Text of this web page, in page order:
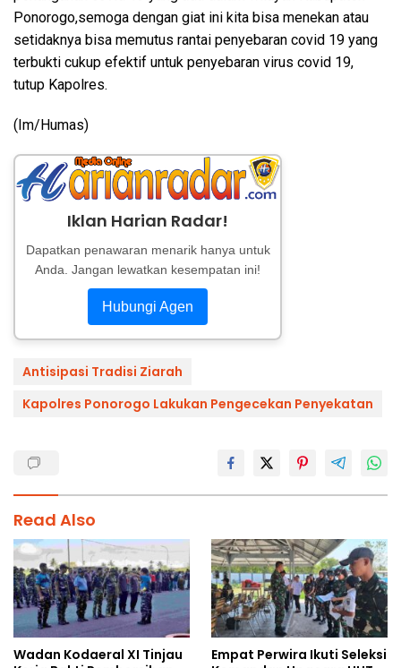
Ponorogo,semoga dengan giat ini kita bisa menekan atau
setidaknya bisa memutus rantai penyebaran covid 19 yang
terbukti cukup efektif untuk penyebaran virus covid 19,
tutup Kapolres.
(Im/Humas)
Iklan Harian Radar!
Dapatkan penawaran menarik hanya untuk
Anda. Jangan lewatkan kesempatan ini!
Hubungi Agen
Antisipasi Tradisi Ziarah
Kapolres Ponorogo Lakukan Pengecekan Penyekatan
Read Also
Wadan Kodaeral XI Tinjau
Empat Perwira Ikuti Seleksi